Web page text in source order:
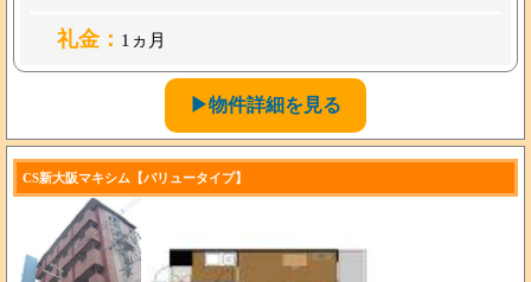
礼金： 1ヵ月
▶物件詳細を見る
CS新大阪マキシム【バリュータイプ】